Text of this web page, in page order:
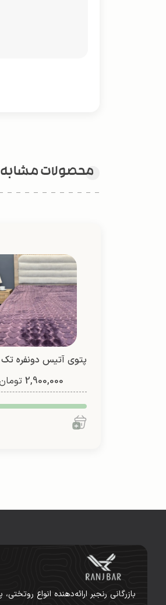
محصولات مشابه
پتوی آتیس دونفره تک
شادیلون (طرح1)
2,900,000
بازرگانی رنجبر ارائه‌دهنده انواع